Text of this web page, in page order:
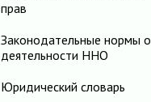
прав
Законодательные нормы о
деятельности ННО
Юридический словарь